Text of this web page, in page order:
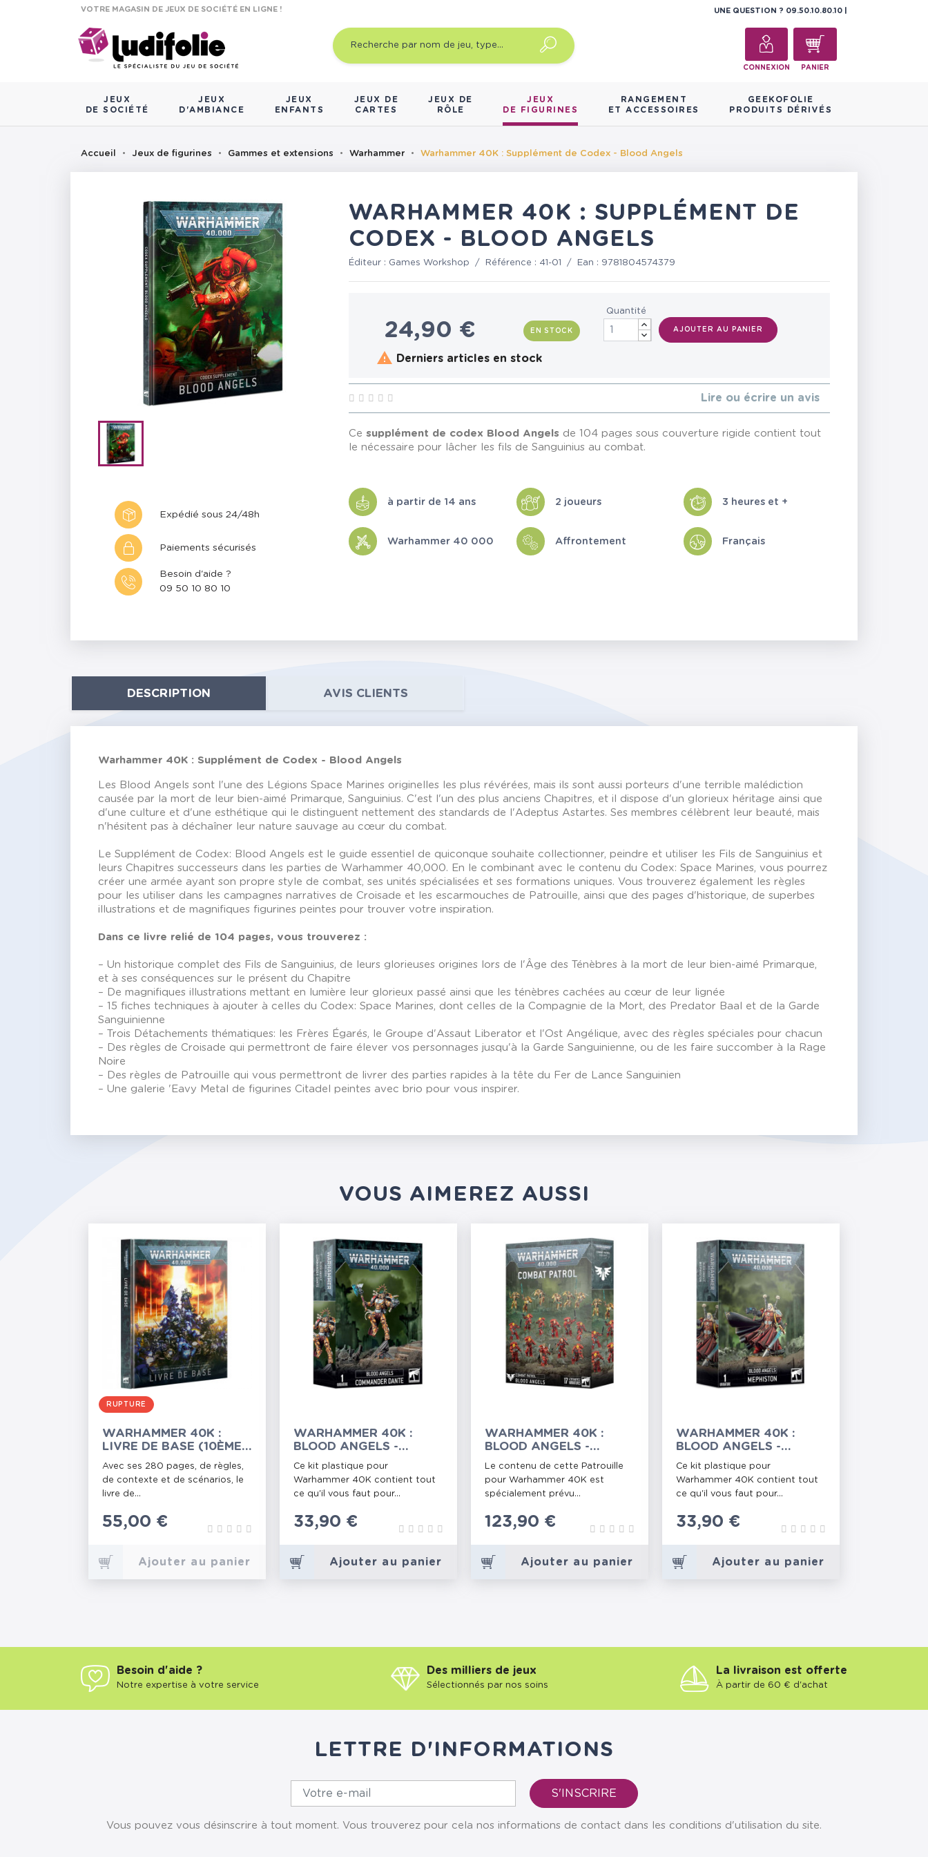
VOTRE MAGASIN DE JEUX DE SOCIÉTÉ EN LIGNE ! UNE QUESTION ? 09.50.10.80.10
CONNEXION PANIER
JEUX
DE SOCIÉTÉ
JEUX
D'AMBIANCE
JEUX
ENFANTS
JEUX DE
CARTES
JEUX DE
RÔLE
JEUX
DE FIGURINES
RANGEMENT
ET ACCESSOIRES
GEEKOFOLIE
PRODUITS DÉRIVÉS
Accueil Jeux de figurines Gammes et extensions Warhammer Warhammer 40K : Supplément de Codex - Blood Angels
Expédié sous 24/48h
Paiements sécurisés
Besoin d'aide ?
09 50 10 80 10
WARHAMMER 40K : SUPPLÉMENT DE
CODEX - BLOOD ANGELS
Éditeur : Games Workshop / Référence : 41-01 / Ean : 9781804574379
24,90 € EN STOCK
Quantité
AJOUTER AU PANIER
 Derniers articles en stock
Lire ou écrire un avis
Cesupplément de codex Blood Angels de 104 pages sous couverture rigide contient tout
le nécessaire pour lâcher les fils de Sanguinius au combat.
à partir de 14 ans 2 joueurs 3 heures et +
Warhammer 40 000 Affrontement Français
DESCRIPTION AVIS CLIENTS
Warhammer 40K : Supplément de Codex - Blood Angels
Les Blood Angels sont l'une des Légions Space Marines originelles les plus révérées, mais ils sont aussi porteurs d'une terrible malédiction
causée par la mort de leur bien-aimé Primarque, Sanguinius. C'est l'un des plus anciens Chapitres, et il dispose d'un glorieux héritage ainsi que
d'une culture et d'une esthétique qui le distinguent nettement des standards de l'Adeptus Astartes. Ses membres célèbrent leur beauté, mais
n'hésitent pas à déchaîner leur nature sauvage au cœur du combat.
Le Supplément de Codex: Blood Angels est le guide essentiel de quiconque souhaite collectionner, peindre et utiliser les Fils de Sanguinius et
leurs Chapitres successeurs dans les parties de Warhammer 40,000. En le combinant avec le contenu du Codex: Space Marines, vous pourrez
créer une armée ayant son propre style de combat, ses unités spécialisées et ses formations uniques. Vous trouverez également les règles
pour les utiliser dans les campagnes narratives de Croisade et les escarmouches de Patrouille, ainsi que des pages d'historique, de superbes
illustrations et de magnifiques figurines peintes pour trouver votre inspiration.
Dans ce livre relié de 104 pages, vous trouverez :
– Un historique complet des Fils de Sanguinius, de leurs glorieuses origines lors de l'Âge des Ténèbres à la mort de leur bien-aimé Primarque,
et à ses conséquences sur le présent du Chapitre
– De magnifiques illustrations mettant en lumière leur glorieux passé ainsi que les ténèbres cachées au cœur de leur lignée
– 15 fiches techniques à ajouter à celles du Codex: Space Marines, dont celles de la Compagnie de la Mort, des Predator Baal et de la Garde
Sanguinienne
– Trois Détachements thématiques: les Frères Égarés, le Groupe d'Assaut Liberator et l'Ost Angélique, avec des règles spéciales pour chacun
– Des règles de Croisade qui permettront de faire élever vos personnages jusqu'à la Garde Sanguinienne, ou de les faire succomber à la Rage
Noire
– Des règles de Patrouille qui vous permettront de livrer des parties rapides à la tête du Fer de Lance Sanguinien
– Une galerie 'Eavy Metal de figurines Citadel peintes avec brio pour vous inspirer.
VOUS AIMEREZ AUSSI
RUPTURE
WARHAMMER 40K :
LIVRE DE BASE (10ÈME
Avec ses 280 pages, de règles,
de contexte et de scénarios, le
livre de...
Prix
55,00 €
Ajouter au panier
WARHAMMER 40K :
BLOOD ANGELS -
COMMANDER DANTE
Ce kit plastique pour
Warhammer 40K contient tout
ce qu'il vous faut pour...
Prix
33,90 €
Ajouter au panier
WARHAMMER 40K :
BLOOD ANGELS -
PATROUILLE
Le contenu de cette Patrouille
pour Warhammer 40K est
spécialement prévu...
Prix
123,90 €
Ajouter au panier
WARHAMMER 40K :
BLOOD ANGELS -
MEPHISTON
Ce kit plastique pour
Warhammer 40K contient tout
ce qu'il vous faut pour...
Prix
33,90 €
Ajouter au panier
Besoin d'aide ?
Notre expertise à votre service
Des milliers de jeux
Sélectionnés par nos soins
La livraison est offerte
À partir de 60 € d'achat
LETTRE D'INFORMATIONS
Vous pouvez vous désinscrire à tout moment. Vous trouverez pour cela nos informations de contact dans les conditions d'utilisation du site.